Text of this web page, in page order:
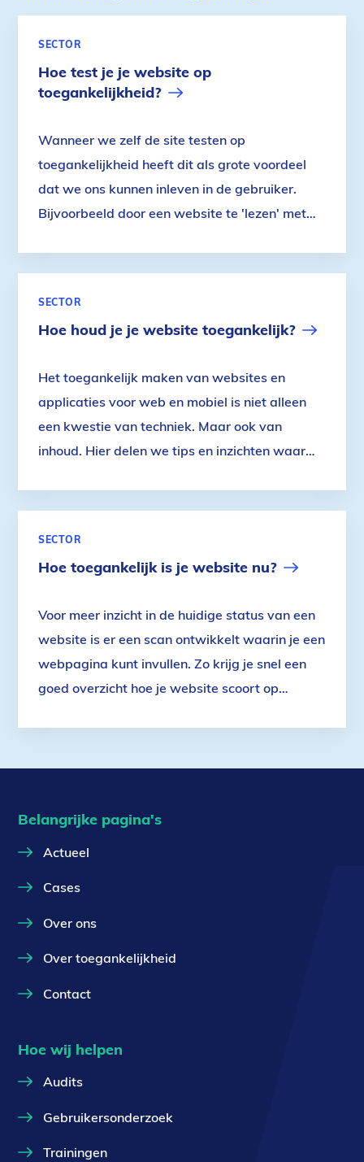
Hoe test je je website op
toegankelijkheid?
SECTOR
Wanneer we zelf de site testen op
toegankelijkheid heeft dit als grote voordeel
dat we ons kunnen inleven in de gebruiker.
Bijvoorbeeld door een website te 'lezen' met
website nog foutjes vertoont die je op het oog
niet zo snel ziet. Ook bestaan er tools die het
op toegankelijkheid te testen.
Hoe houd je je website toegankelijk?
SECTOR
Het toegankelijk maken van websites en
applicaties voor web en mobiel is niet alleen
een kwestie van techniek. Maar ook van
inhoud. Hier delen we tips en inzichten waar
Hoe toegankelijk is je website nu?
SECTOR
Voor meer inzicht in de huidige status van een
website is er een scan ontwikkelt waarin je een
webpagina kunt invullen. Zo krijg je snel een
goed overzicht hoe je website scoort op
Belangrijke pagina's
Actueel
Cases
Over ons
Over toegankelijkheid
Contact
Hoe wij helpen
Audits
Gebruikersonderzoek
Trainingen